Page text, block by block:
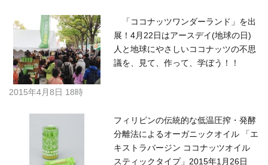
「ココナッツワンダーランド」を出
展！4月22日はアースデイ(地球の日)
人と地球にやさしいココナッツの不思
議を、見て、作って、学ぼう！！
2015年4月8日 18時
フィリピンの伝統的な低温圧搾・発酵
分離法によるオーガニックオイル 「エ
キストラバージン ココナッツオイル
スティックタイプ」2015年1月26日